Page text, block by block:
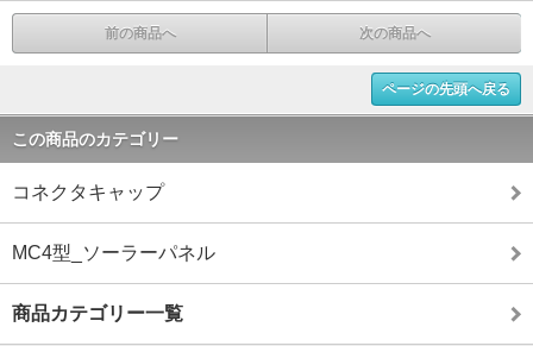
前の商品へ 次の商品へ
ページの先頭へ戻る
この商品のカテゴリー
コネクタキャップ
MC4型_ソーラーパネル
商品カテゴリー一覧